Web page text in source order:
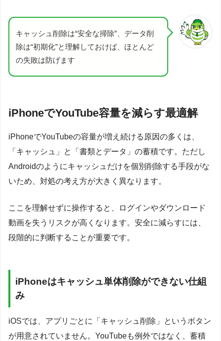
キャッシュ削除は“安全な掃除”、データ削
除は“初期化”と理解しておけば、ほとんど
の失敗は防げます
iPhoneでYouTube容量を減らす最適解
iPhoneでYouTubeの容量が増え続ける原因の多くは、
「キャッシュ」と「書類とデータ」の蓄積です。ただし
Androidのようにキャッシュだけを個別削除する手段がな
いため、対処の考え方が大きく異なります。
ここを理解せずに操作すると、ログインやダウンロード
動画を失うリスクが高くなります。安全に減らすには、
段階的に判断することが重要です。
iPhoneはキャッシュ単体削除ができない仕組
み
iOSでは、アプリごとに「キャッシュ削除」というボタン
が用意されていません。YouTubeも例外ではなく、蓄積